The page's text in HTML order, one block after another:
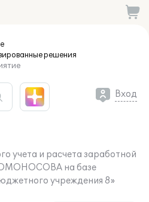
решения
Вход
учета и расчета заработной
на базе
учреждения 8»